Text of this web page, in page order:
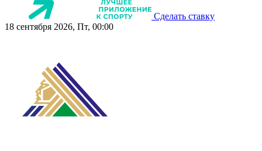
Сделать ставку
18 сентября 2026, Пт, 00:00